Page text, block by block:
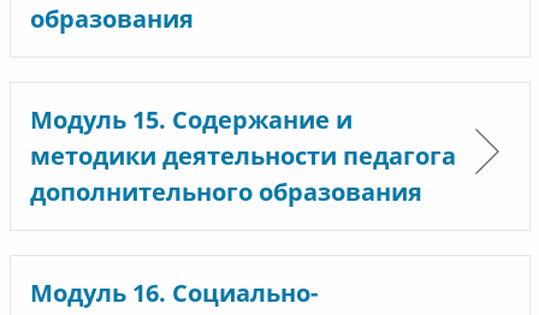
образования
Модуль 15. Содержание и
методики деятельности педагога
дополнительного образования
Модуль 16. Социально-